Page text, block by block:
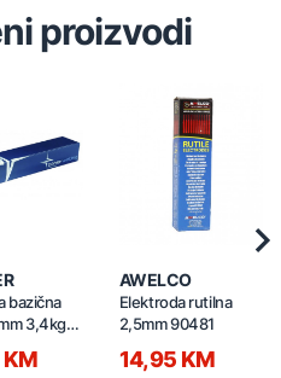
proizvodi
bazična
3,4kg
AWELCO
Elektroda rutilna
2,5mm 90481
14,95 KM